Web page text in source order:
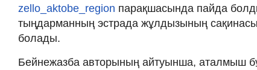
zello_aktobe_region парақшасында пайда
тыңдарманның эстрада жұлдызының
болады.
Бейнежазба авторының айтуынша, аталмыш